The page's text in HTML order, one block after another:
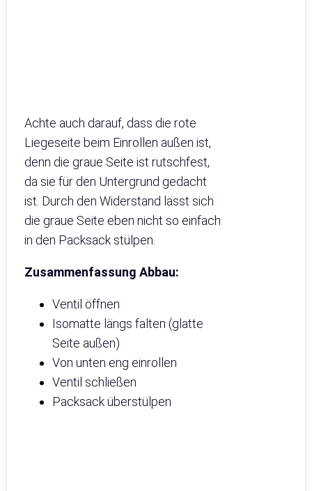
Achte auch darauf, dass die rote
Liegeseite beim Einrollen außen ist,
denn die graue Seite ist rutschfest,
da sie für den Untergrund gedacht
ist. Durch den Widerstand lässt sich
die graue Seite eben nicht so einfach
in den Packsack stülpen.
Zusammenfassung Abbau:
Ventil öffnen
Isomatte längs falten (glatte
Seite außen)
Von unten eng einrollen
Ventil schließen
Packsack überstülpen